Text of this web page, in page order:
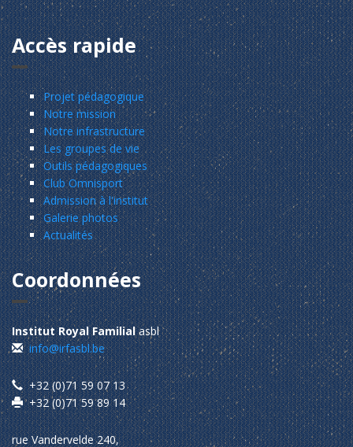
Accès rapide
Projet pédagogique
Notre mission
Notre infrastructure
Les groupes de vie
Outils pédagogiques
Club Omnisport
Admission à l'institut
Galerie photos
Actualités
Coordonnées
Institut Royal Familialasbl
info@irfasbl.be
+32 (0)71 59 07 13
+32 (0)71 59 89 14
rue Vandervelde 240,